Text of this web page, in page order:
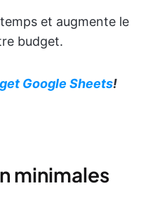
et augmente le
budget.
Google Sheets!
minimales